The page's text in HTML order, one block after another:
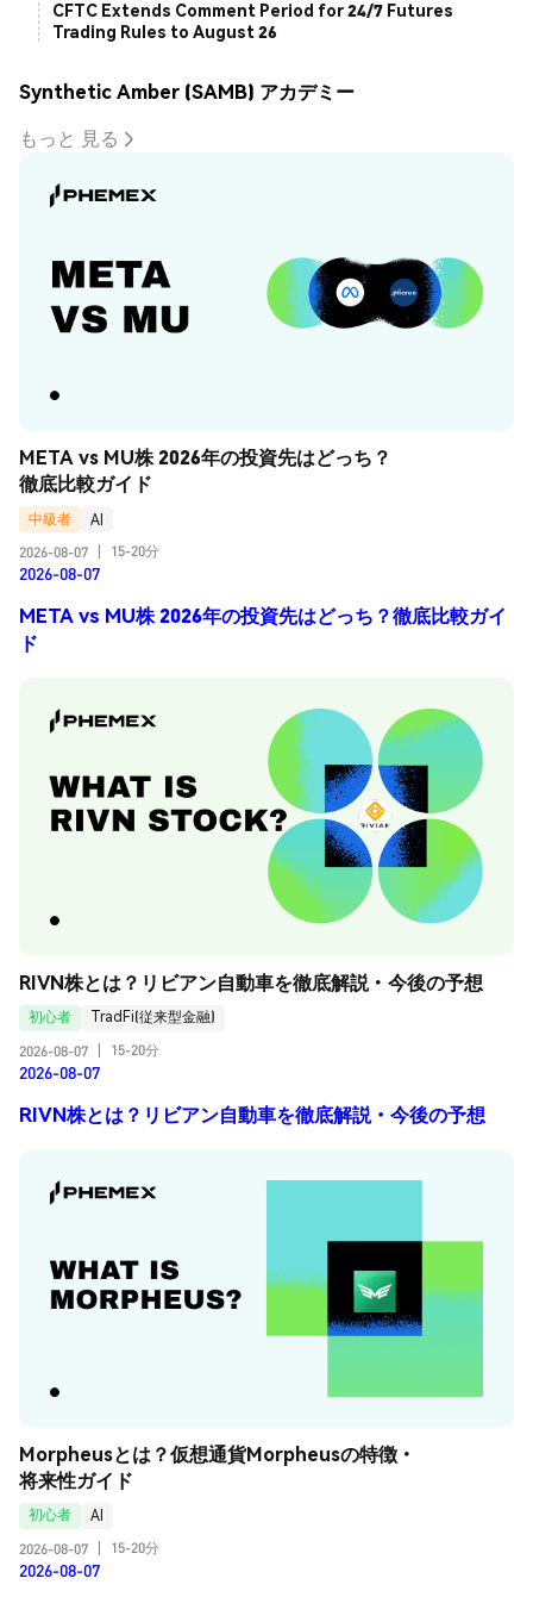
CFTC Extends Comment Period for 24/7 Futures
Trading Rules to August 26
Synthetic Amber (SAMB) アカデミー
もっと 見る
META vs MU株 2026年の投資先はどっち？
徹底比較ガイド
中級者
AI
2026-08-07
15-20分
2026-08-07
META vs MU株 2026年の投資先はどっち？徹底比較ガイ
ド
RIVN株とは？リビアン自動車を徹底解説・今後の予想
初心者
TradFi(従来型金融)
2026-08-07
15-20分
2026-08-07
RIVN株とは？リビアン自動車を徹底解説・今後の予想
Morpheusとは？仮想通貨Morpheusの特徴・
将来性ガイド
初心者
AI
2026-08-07
15-20分
2026-08-07